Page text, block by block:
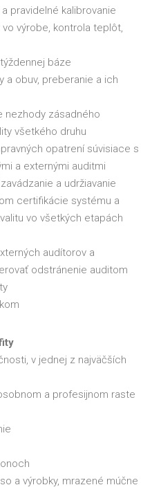
pravidelné kalibrovanie
výrobe, kontrola teplôt,
báze
a obuv, preberanie a ich
nezhody zásadného
všetkého druhu
opatrení súvisiace s
a externými auditmi
a udržiavanie
certifikácie systému a
vo všetkých etapách
audítorov a
odstránenie auditom
v jednej z najväčších
a profesijnom raste
a výrobky, mrazené múčne